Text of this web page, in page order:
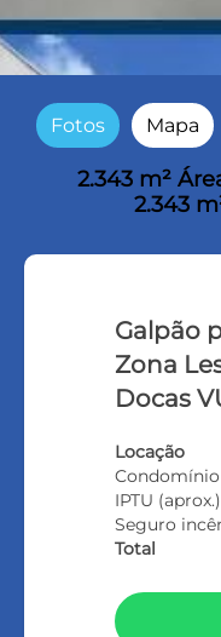
Fotos Mapa
2.343 m²
2.343
Galpão
Zona
Docas
Locação
Condomínio
IPTU (aprox.)
Seguro
Total